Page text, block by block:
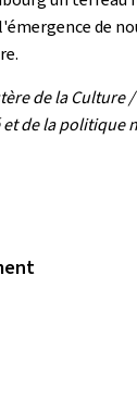
de
de la Culture
de la politique